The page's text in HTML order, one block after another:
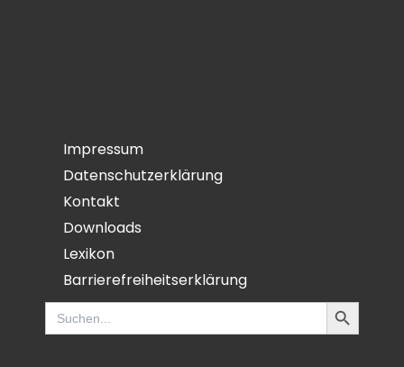
Impressum
Datenschutzerklärung
Kontakt
Downloads
Lexikon
Barrierefreiheitserklärung
Search
for:
Search Button